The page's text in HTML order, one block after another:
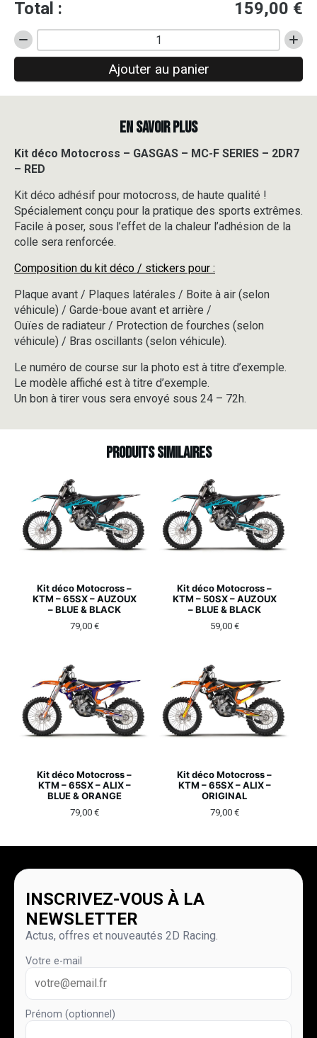
Total : 159,00 €
quantité
de
déco
Motocross
MC-
F
-
2DR7
-
RED
Ajouter au panier
EN SAVOIR PLUS
Kit déco Motocross – GASGAS – MC-F SERIES – 2DR7
– RED
Kit déco adhésif pour motocross, de haute qualité !
Spécialement conçu pour la pratique des sports extrêmes.
Facile à poser, sous l’effet de la chaleur l’adhésion de la
colle sera renforcée.
Composition du kit déco / stickers pour :
Plaque avant / Plaques latérales / Boite à air (selon
véhicule) / Garde-boue avant et arrière /
Ouïes de radiateur / Protection de fourches (selon
véhicule) / Bras oscillants (selon véhicule).
Le numéro de course sur la photo est à titre d’exemple.
Le modèle affiché est à titre d’exemple.
Un bon à tirer vous sera envoyé sous 24 – 72h.
Produits similaires
Kit déco Motocross –
KTM – 65SX – AUZOUX
– BLUE & BLACK
79,00 €
Kit déco Motocross –
KTM – 50SX – AUZOUX
– BLUE & BLACK
59,00 €
Kit déco Motocross –
KTM – 65SX – ALIX –
BLUE & ORANGE
79,00 €
Kit déco Motocross –
KTM – 65SX – ALIX –
ORIGINAL
79,00 €
INSCRIVEZ-VOUS À LA
NEWSLETTER
Actus, offres et nouveautés 2D Racing.
Votre e-mail
Prénom (optionnel)